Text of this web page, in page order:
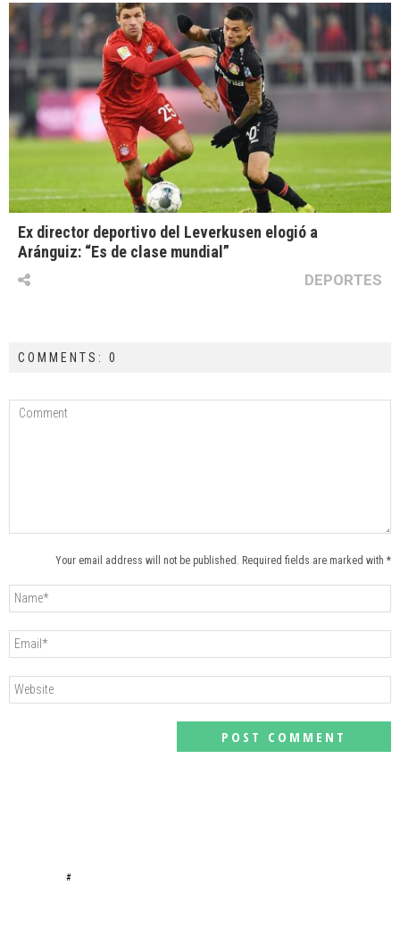
Ex director deportivo del Leverkusen elogió a
Aránguiz: “Es de clase mundial”
DEPORTES
COMMENTS: 0
Your email address will not be published. Required fields are marked with *
#